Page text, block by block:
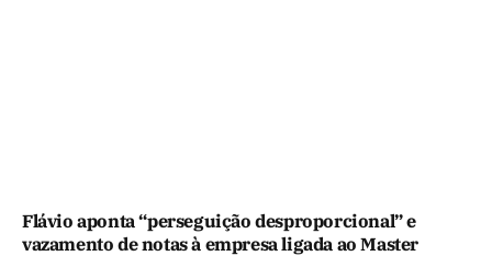
Flávio aponta “perseguição desproporcional” e
vazamento de notas à empresa ligada ao Master